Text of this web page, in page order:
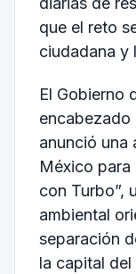
que el reto
ciudadana y
El Gobierno
encabezado
anunció una
México para
con Turbo”,
ambiental
separación
la capital del